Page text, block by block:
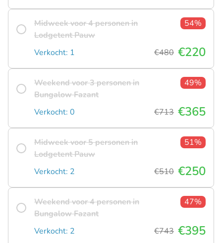
Midweek voor 4 personen in
Lodgetent Pauw
54%
Verkocht: 1 €480 €220
Weekend voor 3 personen in
Bungalow Fazant
49%
Verkocht: 0 €713 €365
Midweek voor 5 personen in
Lodgetent Pauw
51%
Verkocht: 2 €510 €250
Weekend voor 4 personen in
Bungalow Fazant
47%
Verkocht: 2 €743 €395